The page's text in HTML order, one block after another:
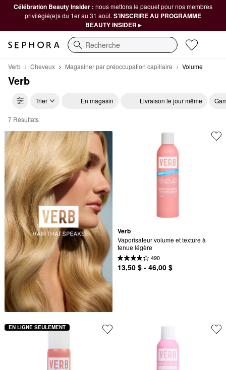
Célébration Beauty Insider : nous mettons le paquet pour nos membres
privilégié(e)s du 1er au 31 août. S’INSCRIRE AU PROGRAMME
BEAUTY INSIDER ▸
Recherche
Verb Cheveux Magasiner par préoccupation capillaire Volume
Verb
Trier En magasin Livraison le jour même
Verb Volume
7 Résultats
Verb
Vaporisateur volume et texture à
tenue légère
490
13,50 $ - 46,00 $
EN LIGNE SEULEMENT